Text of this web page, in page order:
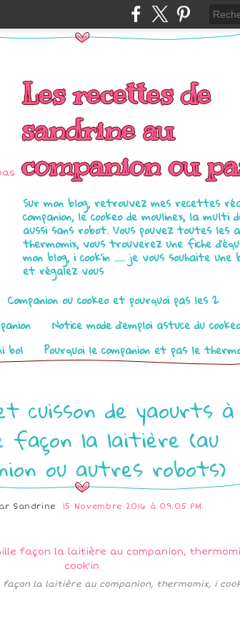
Les recettes de
sandrine au
companion ou
Sur mon blog, retrouvez mes recettes
companion, le cookeo de moulinex, la multi
aussi sans robot. Vous pouvez toutes les
thermomix, vous trouverez une fiche
mon blog, i cook'in ..... je vous souhaite une
et régalez vous
Companion ou cookeo et pourquoi pas les 2
Notice mode d’emploi astuce du
bol Pourquoi le companion et pas le
cuisson de yaourts
façon la laitière (au
ou autres robots)
Sandrine 15 Novembre 2016 à 09:05 PM
la laitière au companion, thermomix, i